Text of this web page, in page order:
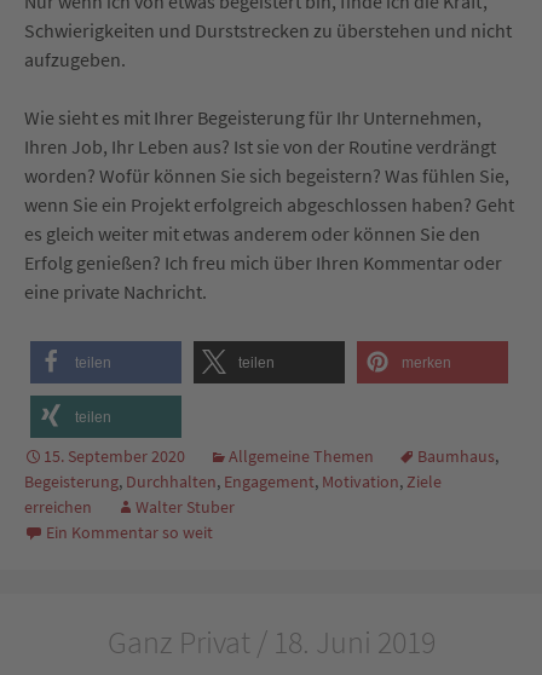
Schwierigkeiten und Durststrecken zu überstehen und nicht
aufzugeben.
Wie sieht es mit Ihrer Begeisterung für Ihr Unternehmen,
Ihren Job, Ihr Leben aus? Ist sie von der Routine verdrängt
worden? Wofür können Sie sich begeistern? Was fühlen Sie,
wenn Sie ein Projekt erfolgreich abgeschlossen haben? Geht
es gleich weiter mit etwas anderem oder können Sie den
Erfolg genießen? Ich freu mich über Ihren Kommentar oder
eine private Nachricht.
teilen teilen merken
teilen
15. September 2020 Allgemeine Themen Baumhaus,
Begeisterung, Durchhalten, Engagement, Motivation,Ziele
erreichen
Walter Stuber
Ein Kommentar so weit
Ganz Privat / 18. Juni 2019